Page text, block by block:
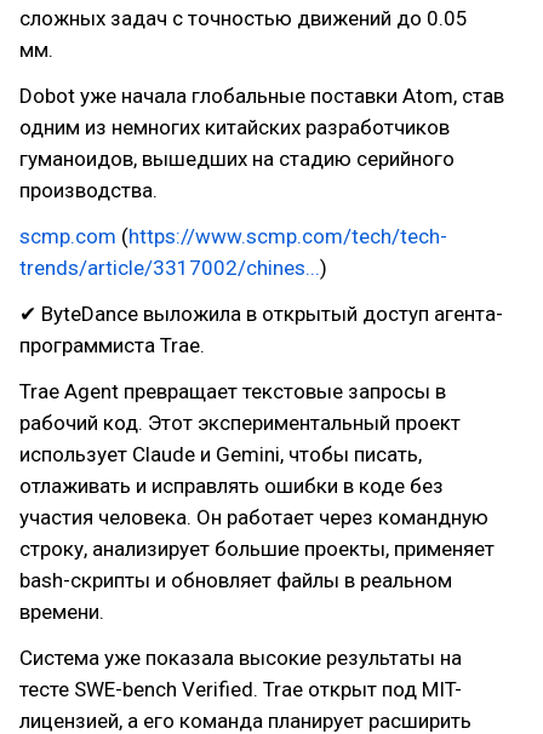
сложных задач с точностью движений до 0.05
мм.
Dobot уже начала глобальные поставки Atom, став
одним из немногих китайских разработчиков
гуманоидов, вышедших на стадию серийного
производства.
scmp.com (https://www.scmp.com/tech/tech-
trends/article/3317002/chines...)
✔ ByteDance выложила в открытый доступ агента-
программиста Trae.
Trae Agent превращает текстовые запросы в
рабочий код. Этот экспериментальный проект
использует Claude и Gemini, чтобы писать,
отлаживать и исправлять ошибки в коде без
участия человека. Он работает через командную
строку, анализирует большие проекты, применяет
bash-скрипты и обновляет файлы в реальном
времени.
Система уже показала высокие результаты на
тесте SWE-bench Verified. Trae открыт под MIT-
лицензией, а его команда планирует расширить